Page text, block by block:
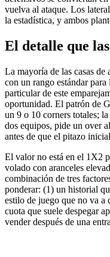
vuelva al ataque. Los
la estadística, y ambos
El detalle que
La mayoría de las casas de
con un rango estándar
particular de este
oportunidad. El patrón de
un 9 o 10 corners totales;
dos equipos, pide un over
antes de que el pitazo
El valor no está en el 1X2
volado con aranceles
combinación de tres
ponderar: (1) un historial
estilo de juego que no va a
cuota que suele despegar
vender después de una